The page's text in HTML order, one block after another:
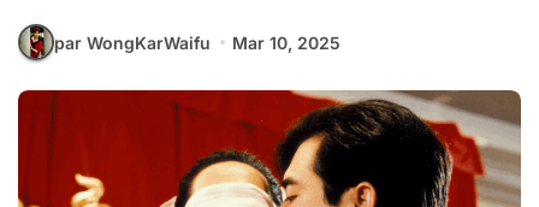
par WongKarWaifu Mar 10, 2025